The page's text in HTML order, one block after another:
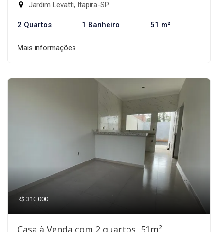
Jardim Levatti, Itapira-SP
2 Quartos 1 Banheiro 51 m²
Mais informações
R$ 310.000
Casa à Venda com 2 quartos, 51m²